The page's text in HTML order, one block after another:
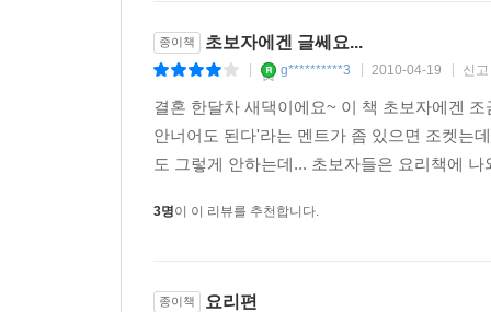
종이책 초보자에겐 글쎄요...
g**********3 2010-04-19 신고
결혼 한달차 새댁이에요~ 이 책 초보자에겐
안너어도 된다'라는 멘트가 좀 있으면 조켓는
도 그렇게 안하는데... 초보자들은 요리책에
3명이 이 리뷰를 추천합니다.
종이책 요리편